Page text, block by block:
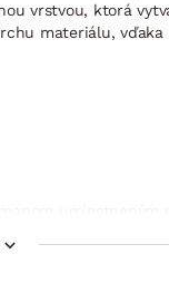
vrstvou, ktorá
materiálu,